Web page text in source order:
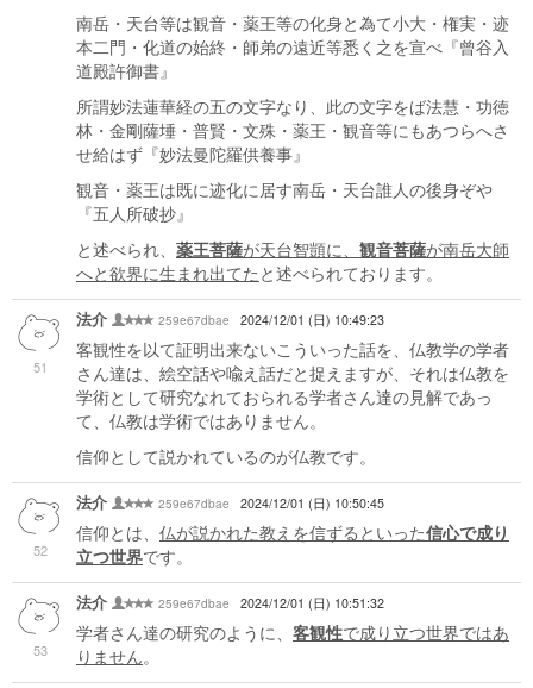
南岳・天台等は観音・薬王等の化身と為て小大・権実・迹
本二門・化道の始終・師弟の遠近等悉く之を宣べ『曾谷入
道殿許御書』
所謂妙法蓮華経の五の文字なり、此の文字をば法慧・功徳
林・金剛薩埵・普賢・文殊・薬王・観音等にもあつらへさ
せ給はず『妙法曼陀羅供養事』
観音・薬王は既に迹化に居す南岳・天台誰人の後身ぞや
『五人所破抄』
と述べられ、 薬王菩薩が天台智顗に、 観音菩薩が南岳大師
へと欲界に生まれ出てた と述べられております。
51
法介 259e67dbae 2024/12/01 (日) 10:49:23
客観性を以て証明出来ないこういった話を、仏教学の学者
さん達は、絵空話や喩え話だと捉えますが、それは仏教を
学術として研究なれておられる学者さん達の見解であっ
て、仏教は学術ではありません。
信仰として説かれているのが仏教です。
52
法介 259e67dbae 2024/12/01 (日) 10:50:45
信仰とは、 仏が説かれた教えを信ずるといった信心で成り
立つ世界です。
53
法介 259e67dbae 2024/12/01 (日) 10:51:32
学者さん達の研究のように、 客観性で成り立つ世界ではあ
りません。